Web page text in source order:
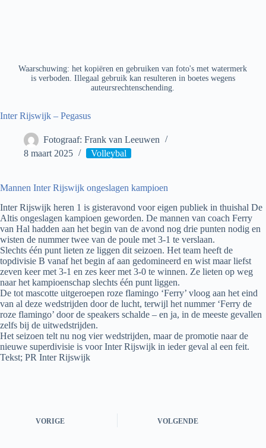
Waarschuwing: het kopiëren en gebruiken van foto's met watermerk
is verboden. Illegaal gebruik kan resulteren in boetes wegens
auteursrechtenschending.
Inter Rijswijk – Pegasus
Fotograaf: Frank van Leeuwen
8 maart 2025
Volleybal
Mannen Inter Rijswijk ongeslagen kampioen
Inter Rijswijk heren 1 is gisteravond voor eigen publiek in thuishal De
Altis ongeslagen kampioen geworden. De mannen van coach Ferry
van Hal hadden aan het begin van de avond nog drie punten nodig en
wisten de nummer twee van de poule met 3-1 te verslaan.
Slechts één punt lieten ze liggen dit seizoen. Het team heeft de
topdivisie B vanaf het begin af aan gedomineerd en wist maar liefst
zeven keer met 3-1 en zes keer met 3-0 te winnen. Ze lieten op weg
naar het kampioenschap slechts één punt liggen.
De tot mascotte uitgeroepen roze flamingo ‘Ferry’ vloog aan het eind
van al deze wedstrijden door de lucht, terwijl het nummer ‘Ferry de
roze flamingo’ door de speakers schalde – en ja, in de meeste gevallen
zelfs bij de uitwedstrijden.
Het seizoen telt nu nog vier wedstrijden, maar de promotie naar de
nieuwe superdivisie is voor Inter Rijswijk in ieder geval al een feit.
Tekst; PR Inter Rijswijk
VORIGE VOLGENDE